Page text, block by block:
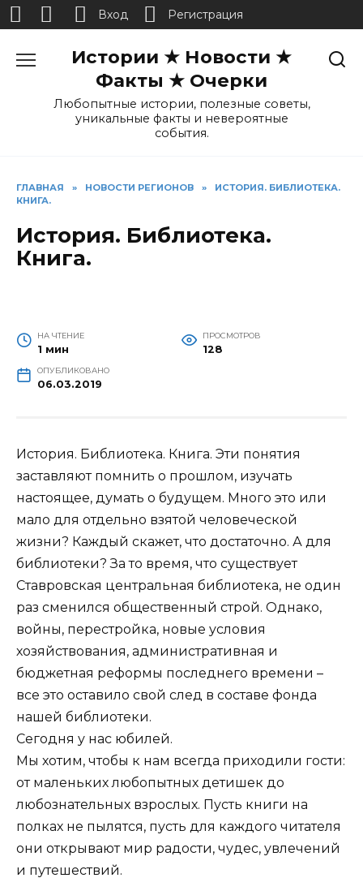
Истории ★ Новости ★
Факты ★ Очерки
Любопытные истории, полезные советы,
уникальные факты и невероятные
события.
ГЛАВНАЯ » НОВОСТИ РЕГИОНОВ »
ИСТОРИЯ. БИБЛИОТЕКА.
КНИГА.
История. Библиотека.
Книга.
НА ЧТЕНИЕ
1 мин
ПРОСМОТРОВ
128
ОПУБЛИКОВАНО
06.03.2019
История. Библиотека. Книга. Эти понятия
заставляют помнить о прошлом, изучать
настоящее, думать о будущем. Много это или
мало для отдельно взятой человеческой
жизни? Каждый скажет, что достаточно. А для
библиотеки? За то время, что существует
Ставровская центральная библиотека, не один
раз сменился общественный строй. Однако,
войны, перестройка, новые условия
хозяйствования, административная и
бюджетная реформы последнего времени –
все это оставило свой след в составе фонда
нашей библиотеки.
Сегодня у нас юбилей.
Мы хотим, чтобы к нам всегда приходили гости:
от маленьких любопытных детишек до
любознательных взрослых. Пусть книги на
полках не пылятся, пусть для каждого читателя
они открывают мир радости, чудес, увлечений
и путешествий.
Вход Регистрация